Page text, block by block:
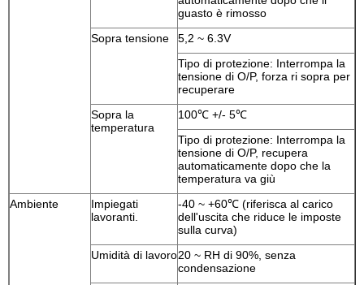
guasto è rimosso
Sopra tensione
5,2 ~ 6.3V
Tipo di protezione: Interrompa la
tensione di O/P, forza ri sopra per
recuperare
Sopra la
temperatura
100℃ +/- 5℃
Tipo di protezione: Interrompa la
tensione di O/P, recupera
automaticamente dopo che la
temperatura va giù
Ambiente
Impiegati
lavoranti.
-40 ~ +60℃ (riferisca al carico
dell'uscita che riduce le imposte
sulla curva)
Umidità di lavoro20 ~ RH di 90%, senza
condensazione